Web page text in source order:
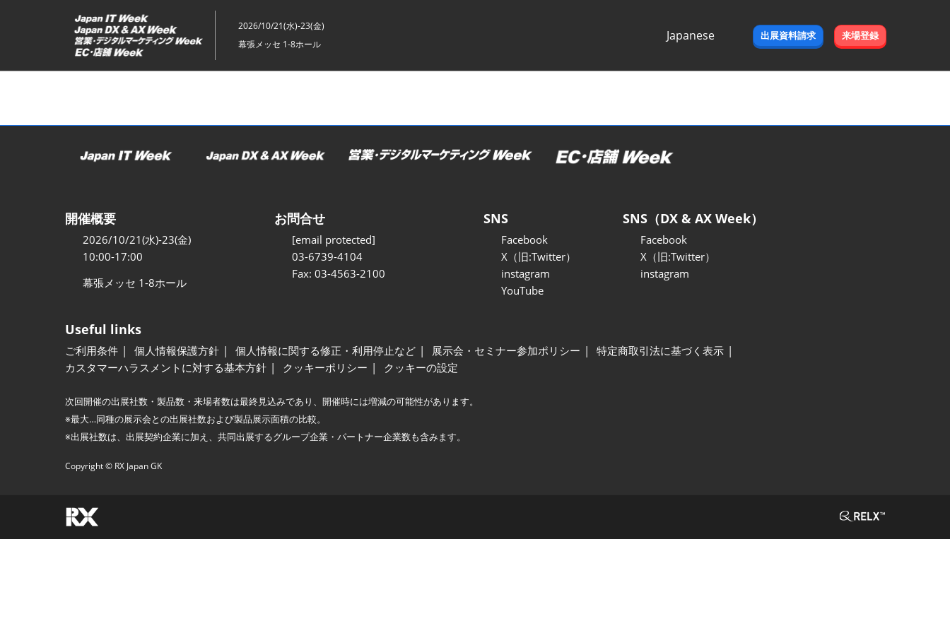
ッ
2026/10/21(水)-23(金)
幕張メッセ 1-8ホール
Japanese
出展資料請求 来場登録
開催概要
2026/10/21(水)-23(金)
10:00-17:00
幕張メッセ 1-8ホール
お問合せ
[email protected]
03-6739-4104
Fax: 03-4563-2100
SNS
Facebook
X（旧:Twitter）
instagram
YouTube
SNS（DX & AX Week）
Facebook
X（旧:Twitter）
instagram
Useful links
ご利用条件 個人情報保護方針 個人情報に関する修正・利用停止など 展示会・セミナー参加ポリシー
特定商取引法に基づく表示
カスタマーハラスメントに対する基本方針
クッキーポリシー クッキーの設定
次回開催の出展社数・製品数・来場者数は最終見込みであり、開催時には増減の可能性があります。
※最大…同種の展示会との出展社数および製品展示面積の比較。
※出展社数は、出展契約企業に加え、共同出展するグループ企業・パートナー企業数も含みます。
Copyright © RX Japan GK